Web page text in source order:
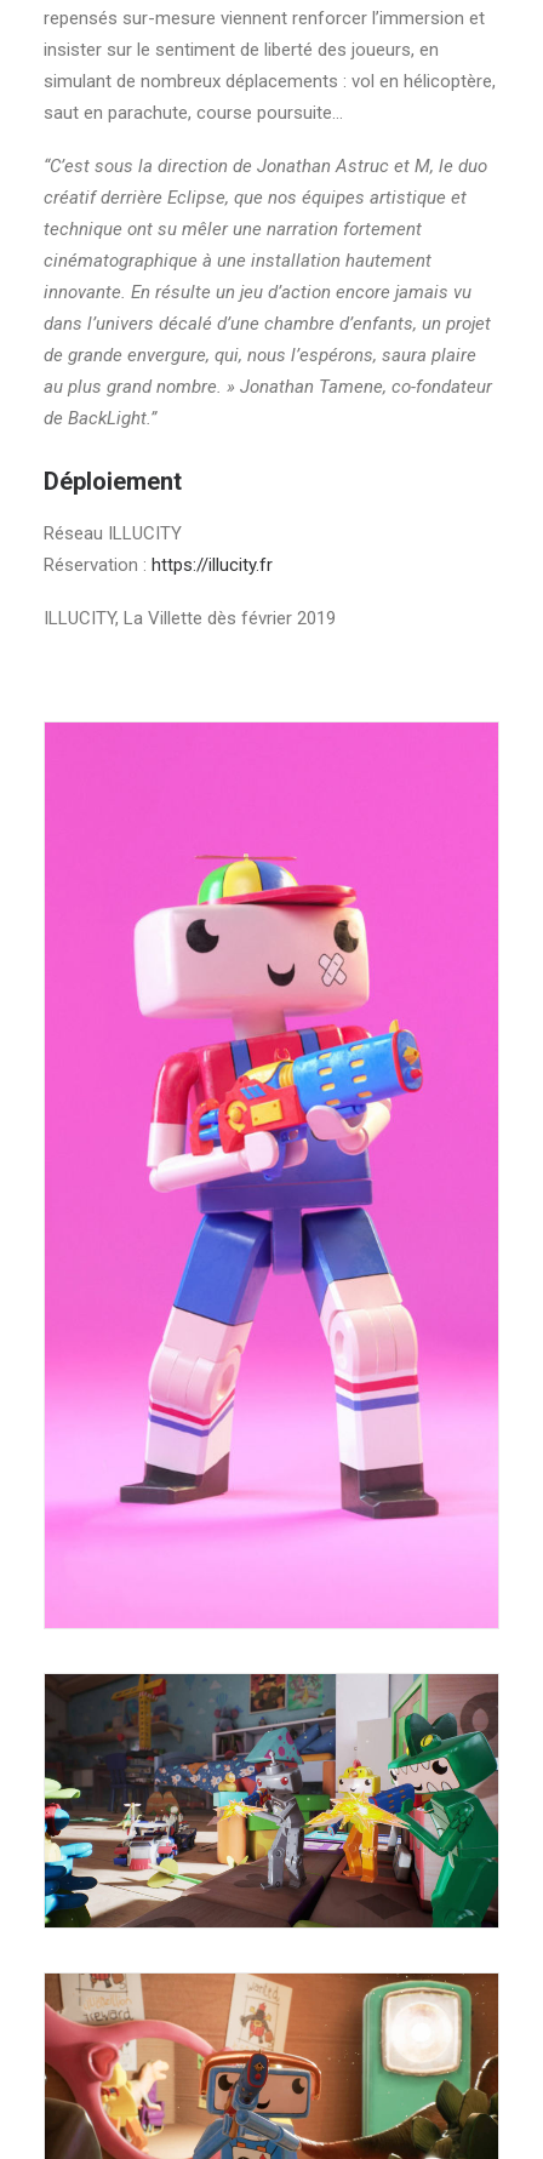
repensés sur-mesure viennent renforcer l’immersion et
insister sur le sentiment de liberté des joueurs, en
simulant de nombreux déplacements : vol en hélicoptère,
saut en parachute, course poursuite…
“C’est sous la direction de Jonathan Astruc et M, le duo
créatif derrière Eclipse, que nos équipes artistique et
technique ont su mêler une narration fortement
cinématographique à une installation hautement
innovante. En résulte un jeu d’action encore jamais vu
dans l’univers décalé d’une chambre d’enfants, un projet
de grande envergure, qui, nous l’espérons, saura plaire
au plus grand nombre. » Jonathan Tamene, co-fondateur
de BackLight.”
Déploiement
Réseau ILLUCITY
Réservation : https://illucity.fr
ILLUCITY, La Villette dès février 2019